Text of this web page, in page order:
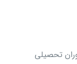
تحصیلی